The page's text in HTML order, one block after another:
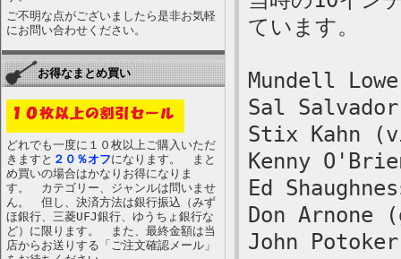
ご不明な点がございましたら是非お気軽
にお問い合わせください。
お得なまとめ買い
どれでも一度に１０枚以上ご購入いただ
きますと ２０％オフになります。 まと
め買いの場合はかなりお得になりま
す。 カテゴリー、ジャンルは問いませ
ん。 但し、決済方法は銀行振込（みず
ほ銀行、三菱UFJ銀行、ゆうちょ銀行な
ど）に限ります。 また、最終金額は当
店からお送りする「ご注文確認メール」
ています。
Mundell
Sal
Stix Kahn
Kenny
Ed
Don Arnone
John